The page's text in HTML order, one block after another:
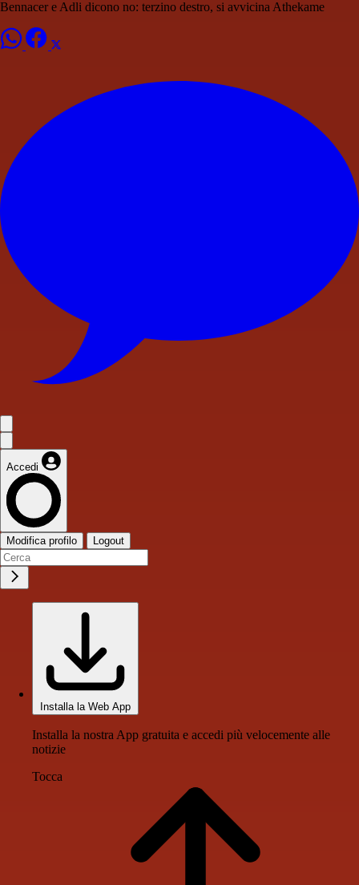
Bennacer e Adli dicono no: terzino destro, si avvicina Athekame
Accedi
Modifica profilo Logout
Installa la Web App
Installa la nostra App gratuita e accedi più velocemente alle
notizie
Tocca